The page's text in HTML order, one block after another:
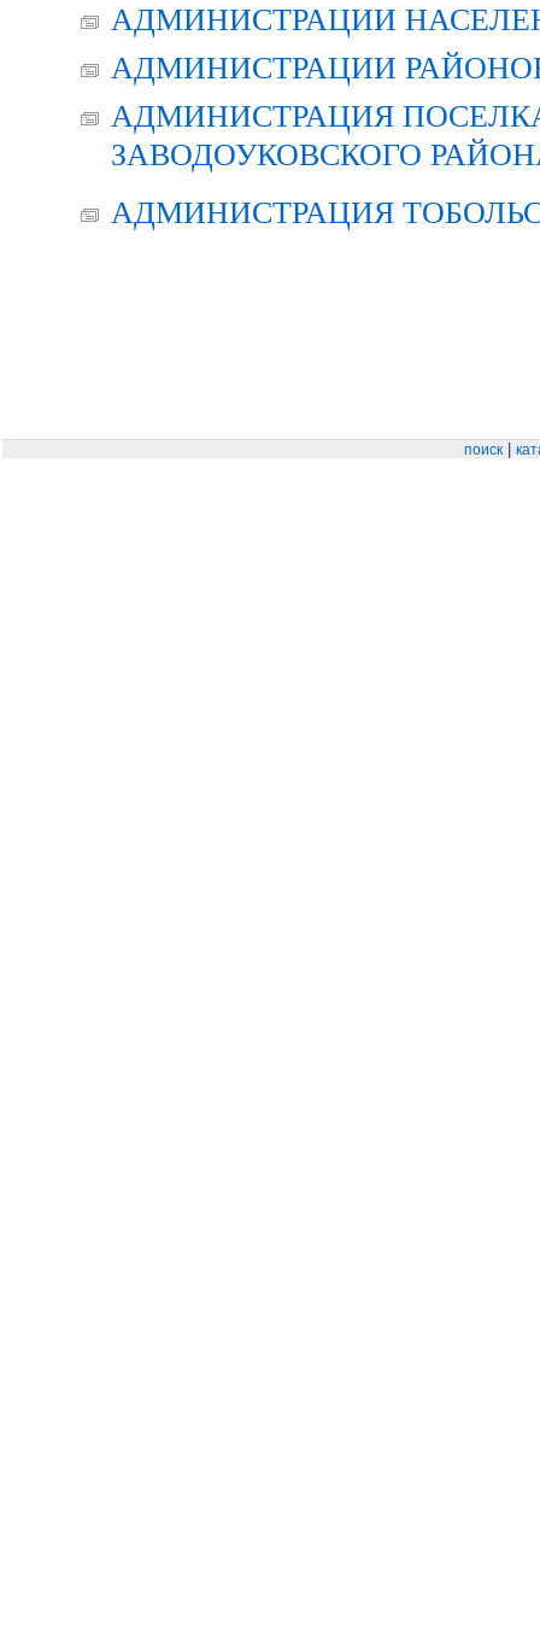
АДМИНИСТРАЦИИ
АДМИНИСТРАЦИИ
АДМИНИСТРАЦИЯ
ЗАВОДОУКОВСКОГО
АДМИНИСТРАЦИЯ
поиск